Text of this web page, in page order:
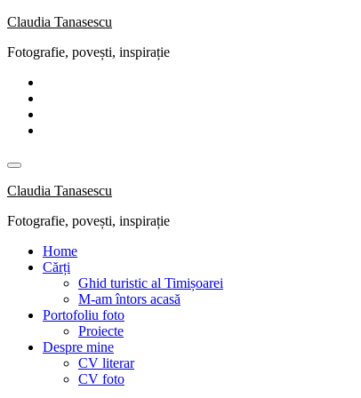
Skip
content
Claudia Tanasescu
Fotografie, povești, inspirație
Claudia Tanasescu
Fotografie, povești, inspirație
Home
Cărți
Ghid turistic al Timișoarei
M-am întors acasă
Portofoliu foto
Proiecte
Despre mine
CV literar
CV foto